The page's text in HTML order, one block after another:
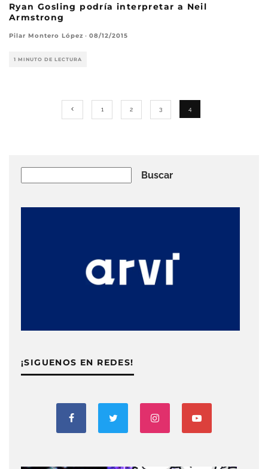
Ryan Gosling podría interpretar a Neil
Armstrong
Pilar Montero López · 08/12/2015
1 MINUTO DE LECTURA
1 2 3 4
Buscar
¡SIGUENOS EN REDES!